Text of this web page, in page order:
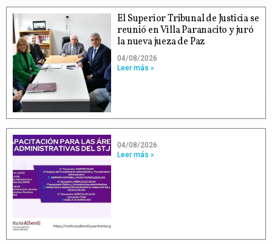
El Superior Tribunal de Justicia se
reunió en Villa Paranacito y juró
la nueva jueza de Paz
04/08/2026
Leer más »
04/08/2026
Leer más »